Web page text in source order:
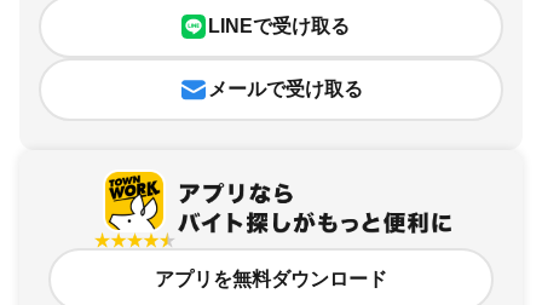
LINEで受け取る
メールで受け取る
アプリを無料ダウンロード